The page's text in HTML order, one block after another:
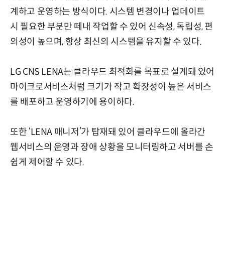
계하고 운영하는 방식이다. 시스템 변경이나 업데이트
시 필요한 부분만 떼내 작업할 수 있어 신속성, 독립성, 편
의성이 높으며, 항상 최신의 시스템을 유지할 수 있다.
LG CNS LENA는 클라우드 최적화를 목표로 설계돼 있어
마이크로서비스처럼 크기가 작고 확장성이 높은 서비스
를 배포하고 운영하기에 용이하다.
또한 ‘LENA 매니저’가 탑재돼 있어 클라우드에 올라간
웹서비스의 운영과 장애 상황을 모니터링하고 서버를 손
쉽게 제어할 수 있다.